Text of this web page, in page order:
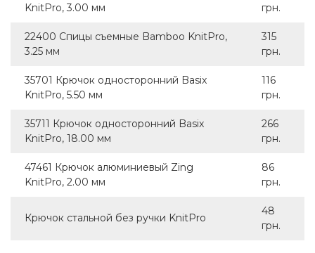
KnitPro, 3.00 мм
грн.
22400 Спицы съемные Bamboo KnitPro,
3.25 мм
315
грн.
35701 Крючок односторонний Basix
KnitPro, 5.50 мм
116
грн.
35711 Крючок односторонний Basix
KnitPro, 18.00 мм
266
грн.
47461 Крючок алюминиевый Zing
KnitPro, 2.00 мм
86
грн.
Крючок стальной без ручки KnitPro
48
грн.